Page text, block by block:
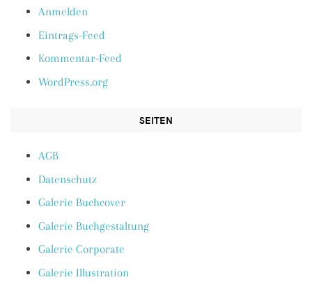
Anmelden
Eintrags-Feed
Kommentar-Feed
WordPress.org
SEITEN
AGB
Datenschutz
Galerie Buchcover
Galerie Buchgestaltung
Galerie Corporate
Galerie Illustration